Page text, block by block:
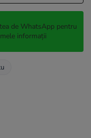
de WhatsApp pentru
informații